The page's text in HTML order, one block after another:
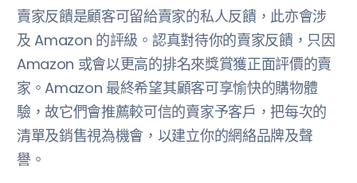
賣家反饋是顧客可留給賣家的私人反饋，此亦會涉
及 Amazon 的評級。認真對待你的賣家反饋，只因
Amazon 或會以更高的排名來獎賞獲正面評價的賣
家。Amazon 最終希望其顧客可享愉快的購物體
驗，故它們會推薦較可信的賣家予客戶，把每次的
清單及銷售視為機會，以建立你的網絡品牌及聲
譽。